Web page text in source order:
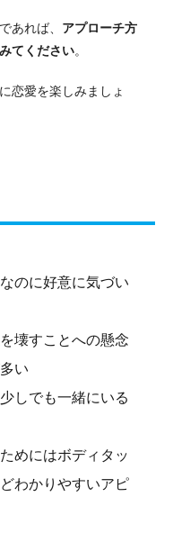
あれば、 アプローチ方
てください。
恋愛を楽しみましょ
のに好意に気づい
壊すことへの懸念
い
しでも一緒にいる
めにはボディタッ
わかりやすいアピ